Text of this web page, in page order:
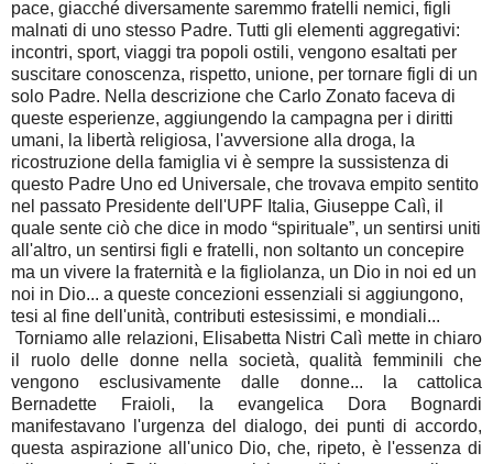
pace, giacché diversamente saremmo fratelli nemici, figli
malnati di uno stesso Padre. Tutti gli elementi aggregativi:
incontri, sport, viaggi tra popoli ostili, vengono esaltati per
suscitare conoscenza, rispetto, unione, per tornare figli di un
solo Padre. Nella descrizione che Carlo Zonato faceva di
queste esperienze, aggiungendo la campagna per i diritti
umani, la libertà religiosa, l'avversione alla droga, la
ricostruzione della famiglia vi è sempre la sussistenza di
questo Padre Uno ed Universale, che trovava empito sentito
nel passato Presidente dell'UPF Italia, Giuseppe Calì, il
quale sente ciò che dice in modo “spirituale”, un sentirsi uniti
all'altro, un sentirsi figli e fratelli, non soltanto un concepire
ma un vivere la fraternità e la figliolanza, un Dio in noi ed un
noi in Dio... a queste concezioni essenziali si aggiungono,
tesi al fine dell'unità, contributi estesissimi, e mondiali...
Torniamo alle relazioni, Elisabetta Nistri Calì mette in chiaro
il ruolo delle donne nella società, qualità femminili che
vengono esclusivamente dalle donne... la cattolica
Bernadette Fraioli, la evangelica Dora Bognardi
manifestavano l'urgenza del dialogo, dei punti di accordo,
questa aspirazione all'unico Dio, che, ripeto, è l'essenza di